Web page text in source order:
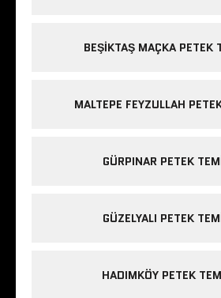
BEŞIKTAŞ MAÇKA PETEK
MALTEPE FEYZULLAH
GÜRPINAR PETEK
GÜZELYALI PETEK
HADIMKÖY PETEK